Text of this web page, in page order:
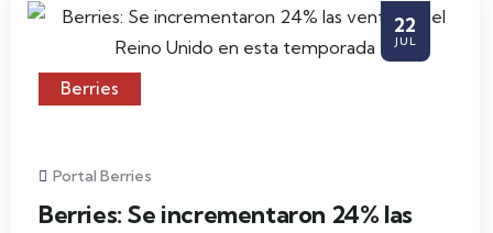
22
JUL
Berries
Portal Berries
Berries: Se incrementaron 24% las